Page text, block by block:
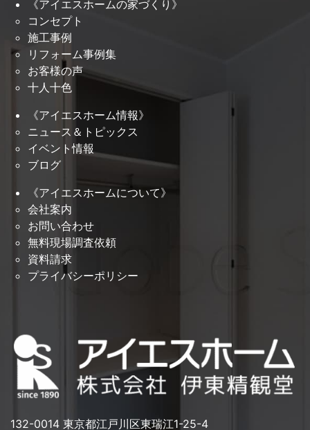
《アイエスホームの家づくり》
コンセプト
施工事例
リフォーム事例集
お客様の声
十人十色
《アイエスホーム情報》
ニュース＆トピックス
イベント情報
ブログ
《アイエスホームについて》
会社案内
お問い合わせ
無料現場調査依頼
資料請求
プライバシーポリシー
132-0014 東京都江戸川区東瑞江1-25-4